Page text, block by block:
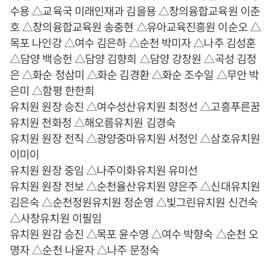
수용 △교육국 미래인재과 김을용 △창의융합교육원 이춘
호 △창의융합교육원 송충현 △유아교육진흥원 이순오 △
목포 나인강 △여수 김은하 △순천 박미자 △나주 김성훈
△담양 백승헌 △담양 김향희 △담양 강창원 △곡성 김정
은 △화순 정삼미 △화순 김경환 △화순 조수일 △무안 박
은미 △함평 한한희
유치원 원장 승진 △여수성산유치원 최정선 △고흥푸른꿈
유치원 천화정 △해오름유치원 김경숙
유치원 원장 전직 △광양중마유치원 서정인 △삼호유치원
이미이
유치원 원장 중임 △나주이화유치원 유미선
유치원 원장 전보 △순천율산유치원 양은주 △신대유치원
김은숙 △순천정원유치원 정순영 △빛그린유치원 신건숙
△사창유치원 이필임
유치원 원감 승진 △목포 윤수영 △여수 박향숙 △순천 오
명자 △순천 나윤자 △나주 문정숙